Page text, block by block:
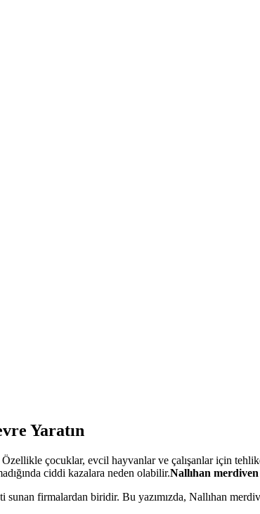
Yaratın
çocuklar, evcil hayvanlar ve çalışanlar için
ciddi kazalara neden olabilir.Nallıhan
firmalardan biridir. Bu yazımızda, Nallıhan